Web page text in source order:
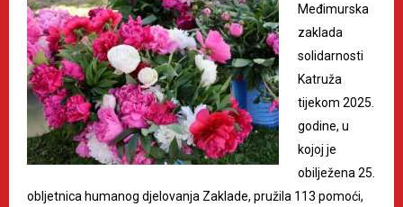
Međimurska
zaklada
solidarnosti
Katruža
tijekom 2025.
godine, u
kojoj je
obilježena 25.
obljetnica humanog djelovanja Zaklade, pružila 113 pomoći,